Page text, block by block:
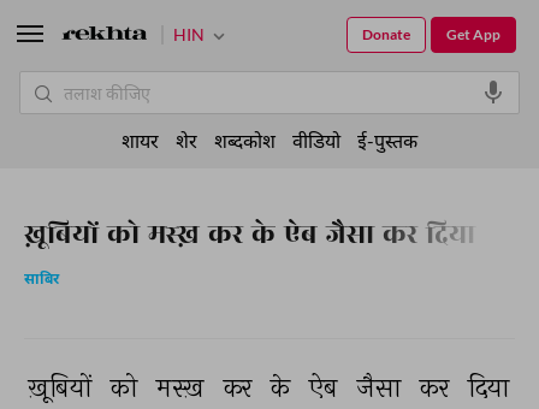
ख़ूबियों को मस्ख़ कर के ऐब जैसा कर दिया
साबिर
ख़ूबियों को मस्ख़ कर के ऐब जैसा कर दिया
HIN Get App
Donate
शायर शेर शब्दकोश वीडियो ई-पुस्तक